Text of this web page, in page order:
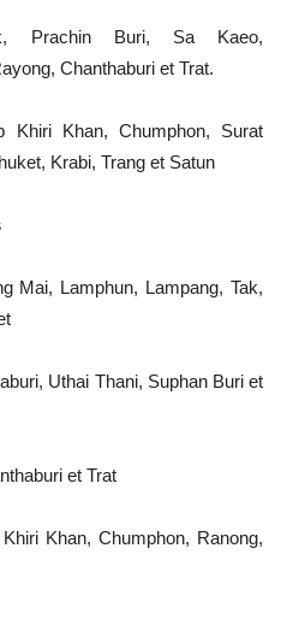
Prachin Buri, Sa Kaeo,
Chanthaburi et Trat.
Khiri Khan, Chumphon, Surat
Krabi, Trang et Satun
Mai, Lamphun, Lampang, Tak,
Uthai Thani, Suphan Buri et
et Trat
Khan, Chumphon, Ranong,